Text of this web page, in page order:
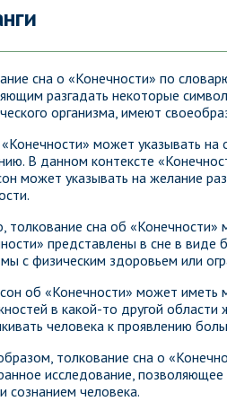
сна о «Конечности» по
разгадать некоторые
организма, имеют
может указывать на
В данном контексте
может указывать на желание
толкование сна об «Конечности»
представлены в сне в виде
с физическим здоровьем или
об «Конечности» может иметь
в какой-то другой области
человека к проявлению
толкование сна о
исследование,
сознанием человека.